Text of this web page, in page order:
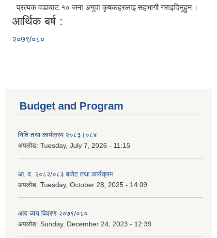
प्रत्यक वडाबाट १० जना अगुवा कृषकहरलाइ सहभागी गराइदिनुहुन ।
आर्थिक बर्ष :
२०७९/०८०
Budget and Program
निति तथा कार्यक्रम २०८३।०८४
अपलोड: Tuesday, July 7, 2026 - 11:15
आ. व. २०८२/०८३ बजेट तथा कार्यक्रम
अपलोड: Tuesday, October 28, 2025 - 14:09
आय व्यय विवरण २०७९/०८०
अपलोड: Sunday, December 24, 2023 - 12:39